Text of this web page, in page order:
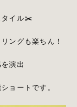
タイル✂️
ングも楽ちん！
演出
ョートです。